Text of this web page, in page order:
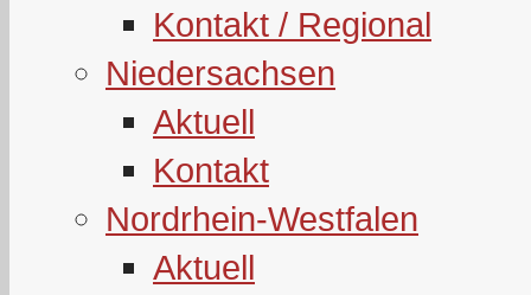
Kontakt / Regional
Niedersachsen
Aktuell
Kontakt
Nordrhein-Westfalen
Aktuell